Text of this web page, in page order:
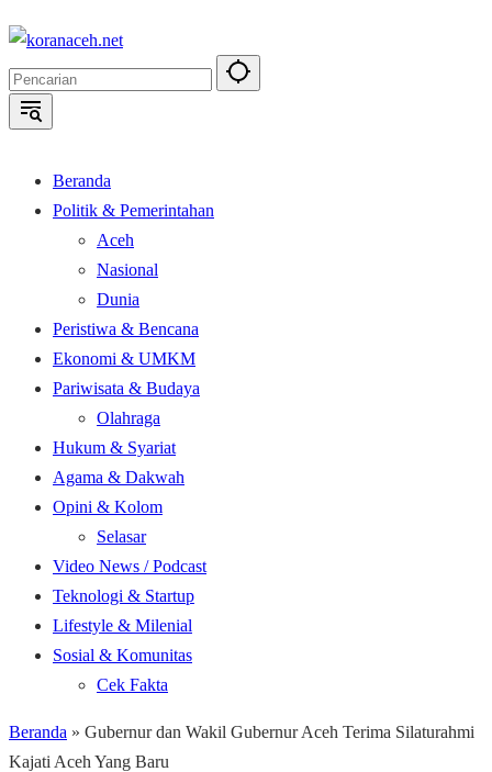
Langsung
konten
Beranda
Politik & Pemerintahan
Aceh
Nasional
Dunia
Peristiwa & Bencana
Ekonomi & UMKM
Pariwisata & Budaya
Olahraga
Hukum & Syariat
Agama & Dakwah
Opini & Kolom
Selasar
Video News / Podcast
Teknologi & Startup
Lifestyle & Milenial
Sosial & Komunitas
Cek Fakta
Beranda » Gubernur dan Wakil Gubernur Aceh Terima Silaturahmi
Kajati Aceh Yang Baru